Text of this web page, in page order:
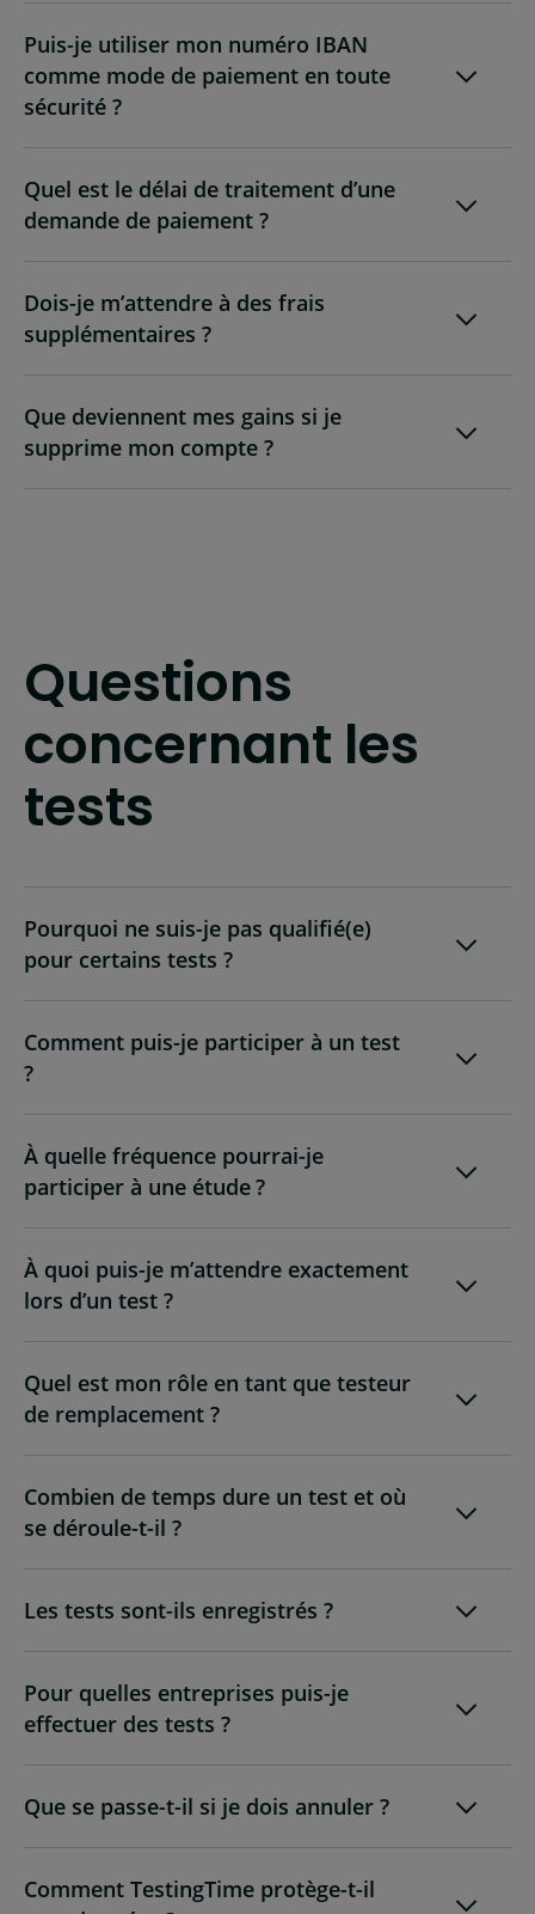
Puis-je utiliser mon numéro IBAN
comme mode de paiement en toute
sécurité ?
Quel est le délai de traitement d’une
demande de paiement ?
Dois-je m’attendre à des frais
supplémentaires ?
Que deviennent mes gains si je
supprime mon compte ?
Questions
concernant les
tests
Pourquoi ne suis-je pas qualifié(e)
pour certains tests ?
Comment puis-je participer à un test
?
À quelle fréquence pourrai-je
participer à une étude ?
À quoi puis-je m’attendre exactement
lors d’un test ?
Quel est mon rôle en tant que testeur
de remplacement ?
Combien de temps dure un test et où
se déroule-t-il ?
Les tests sont-ils enregistrés ?
Pour quelles entreprises puis-je
effectuer des tests ?
Que se passe-t-il si je dois annuler ?
Comment TestingTime protège-t-il